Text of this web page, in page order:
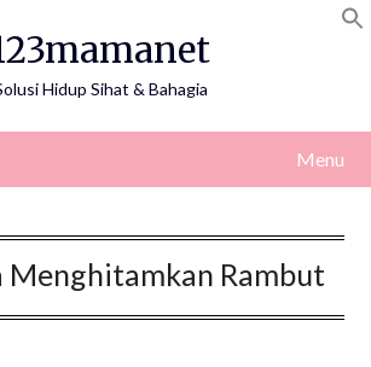
Hidup Sihat & Bahagia
Menu
Menghitamkan Rambut